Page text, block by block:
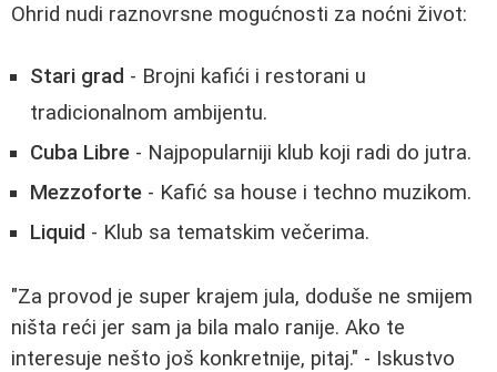
Ohrid nudi raznovrsne mogućnosti za noćni život:
Stari grad - Brojni kafići i restorani u
tradicionalnom ambijentu.
Cuba Libre - Najpopularniji klub koji radi do jutra.
Mezzoforte - Kafić sa house i techno muzikom.
Liquid - Klub sa tematskim večerima.
"Za provod je super krajem jula, doduše ne smijem
ništa reći jer sam ja bila malo ranije. Ako te
interesuje nešto još konkretnije, pitaj." - Iskustvo